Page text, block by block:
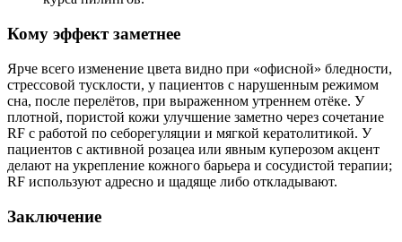
Кому эффект заметнее
Ярче всего изменение цвета видно при «офисной» бледности,
стрессовой тусклости, у пациентов с нарушенным режимом
сна, после перелётов, при выраженном утреннем отёке. У
плотной, пористой кожи улучшение заметно через сочетание
RF с работой по себорегуляции и мягкой кератолитикой. У
пациентов с активной розацеа или явным куперозом акцент
делают на укрепление кожного барьера и сосудистой терапии;
RF используют адресно и щадяще либо откладывают.
Заключение